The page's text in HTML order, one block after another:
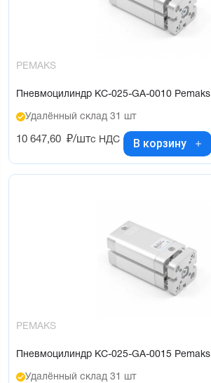
PEMAKS
Пневмоцилиндр KC-025-GA-0010 Pemaks
Удалённый склад 31 шт
10 647,60 ₽/штс НДС В корзину
PEMAKS
Пневмоцилиндр KC-025-GA-0015 Pemaks
Удалённый склад 31 шт